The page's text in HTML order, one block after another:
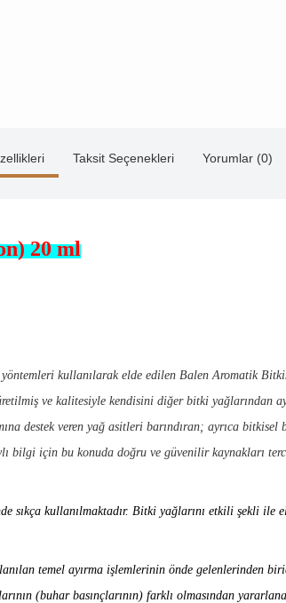
Taksit Seçenekleri Yorumlar (0)
20 ml
kullanılarak elde edilen Balen Aromatik
ve kalitesiyle kendisini diğer bitki yağlarından
destek veren yağ asitleri barındıran; ayrıca
bilgi için bu konuda doğru ve güvenilir kaynakları
sıkça kullanılmaktadır. Bitki yağlarını etkili şekli ile
temel ayırma işlemlerinin önde gelenlerinden
(buhar basınçlarının) farklı olmasından